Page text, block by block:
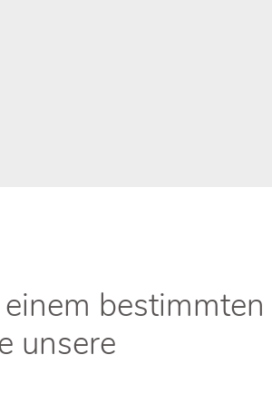
bestimmten
unsere